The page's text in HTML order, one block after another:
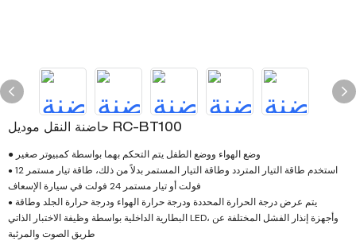
حاضنة النقل موديل RC-BT100
● وضع الهواء ووضع الطفل يتم التحكم بهما بواسطة كمبيوتر صغير
● استخدم طاقة التيار المتردد وطاقة التيار المستمر بدلاً من ذلك، طاقة تيار مستمر 12
فولت أو تيار مستمر 24 فولت في سيارة الإسعاف
● يتم عرض درجة الحرارة المحددة ودرجة حرارة الهواء ودرجة حرارة الجلد وطاقة
البطارية الداخلية بواسطة وظيفة الاختبار الذاتي LED، وأجهزة إنذار الفشل المختلفة عن
طريق الصوت والمرئية